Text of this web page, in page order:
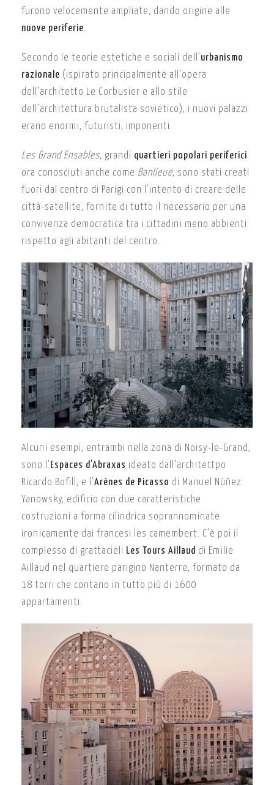
furono velocemente ampliate, dando origine alle
nuove periferie.
Secondo le teorie estetiche e sociali dell’urbanismo
razionale (ispirato principalmente all’opera
dell’architetto Le Corbusier e allo stile
dell’architettura brutalista sovietico), i nuovi palazzi
erano enormi, futuristi, imponenti.
Les Grand Ensables, grandi quartieri popolari periferici
ora conosciuti anche come Banlieue, sono stati creati
fuori dal centro di Parigi con l’intento di creare delle
città-satellite, fornite di tutto il necessario per una
convivenza democratica tra i cittadini meno abbienti
rispetto agli abitanti del centro.
Alcuni esempi, entrambi nella zona di Noisy-le-Grand,
sono l’ Espaces d’Abraxas ideato dall’architettpo
Ricardo Bofill, e l’Arènes de Picasso di Manuel Núñez
Yanowsky, edificio con due caratteristiche
costruzioni a forma cilindrica soprannominate
ironicamente dai francesi les camembert. C’è poi il
complesso di grattacieli Les Tours Aillaud di Emilie
Aillaud nel quartiere parigino Nanterre, formato da
18 torri che contano in tutto più di 1600
appartamenti.